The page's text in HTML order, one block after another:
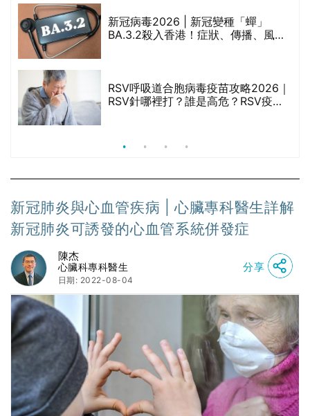
新冠病毒2026 | 新冠變種「蟬」
BA.3.2殺入香港！症狀、傳播、風險
RSV呼吸道合胞病毒疫苗攻略2026｜
RSV針哪裡打？誰是高危？RSV疫苗
新冠肺炎與心血管疾病 | 心臟專科醫生詳解
新冠肺炎可誘發的心血管系統併發症
陳杰
心臟科專科醫生
日期: 2022-08-04
分享